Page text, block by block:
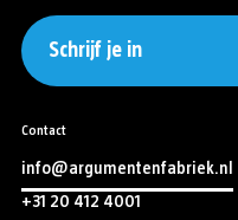
Schrijf je in
Contact
info@argumentenfabriek.nl
+31 20 412 4001